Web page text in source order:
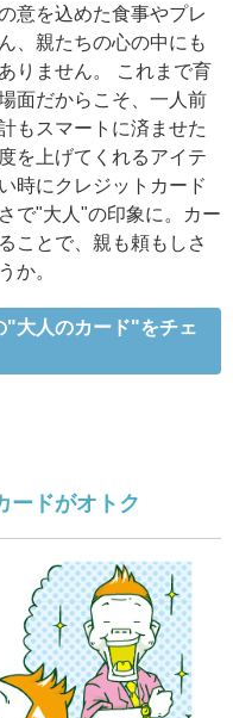
意を込めた食事やプレ
、親たちの心の中にも
りません。 これまで育
面だからこそ、一人前
もスマートに済ませた
を上げてくれるアイテ
時にクレジットカード
で"大人"の印象に。カー
ことで、親も頼もしさ
か。
"大人のカード"をチェ
ードがオトク